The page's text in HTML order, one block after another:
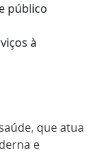
público
à
que atua
e